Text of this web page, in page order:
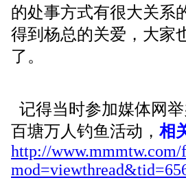
的处事方式有很大关系
得到杨总的关爱，大家
了。
记得当时参加媒体网
百塘万人钓鱼活动， 相
http://www.mmmtw.com/